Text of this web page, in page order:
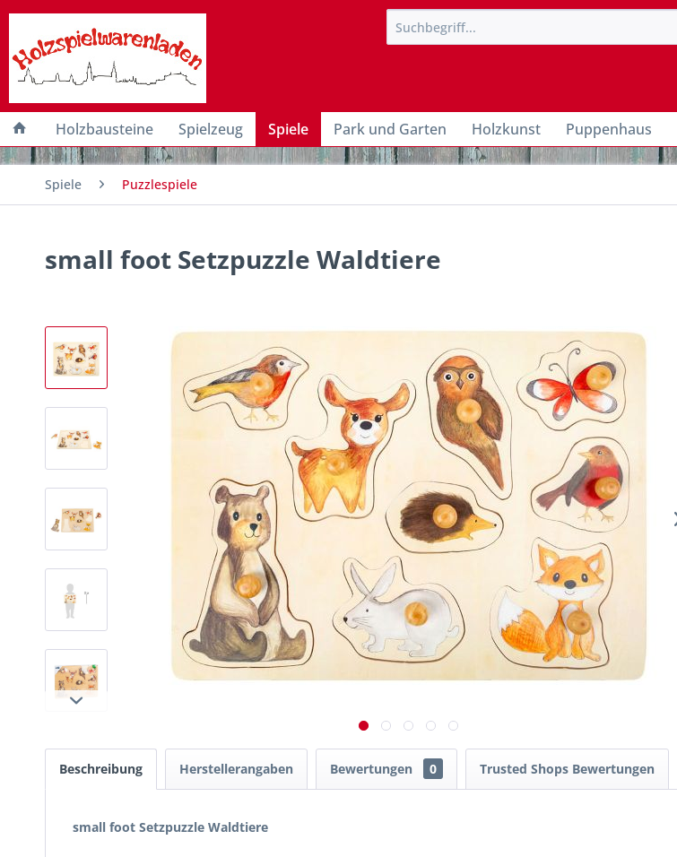
Holzbausteine Spielzeug Spiele Park und Garten Holzkunst Puppenhaus
Spiele Puzzlespiele
small foot Setzpuzzle Waldtiere
Beschreibung Herstellerangaben Bewertungen 0 Trusted Shops Bewertungen
small foot Setzpuzzle Waldtiere